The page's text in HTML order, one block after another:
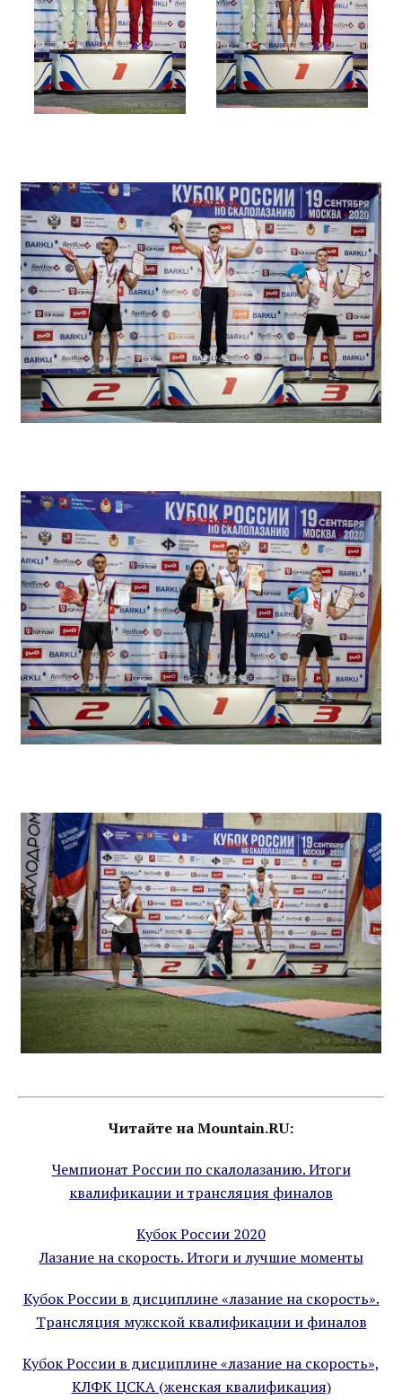
Читайте на Mountain.RU:
Чемпионат России по скалолазанию. Итоги
квалификации и трансляция финалов
Кубок России 2020
Лазание на скорость. Итоги и лучшие моменты
Кубок России в дисциплине «лазание на скорость».
Трансляция мужской квалификации и финалов
Кубок России в дисциплине «лазание на скорость»,
КЛФК ЦСКА (женская квалификация)